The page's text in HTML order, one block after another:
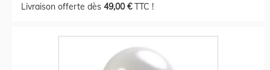
Livraison offerte dès 49,00 €TTC !